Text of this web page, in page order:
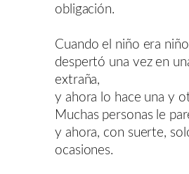
obligación.
Cuando el niño era
despertó una vez en
extraña,
y ahora lo hace una y
Muchas personas le
y ahora, con suerte,
ocasiones.